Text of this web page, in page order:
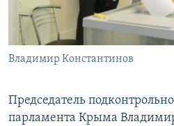
ПОБЕДИТЕЛЕЙ НЕ СУДЯТ?
КРЫМ.НЕПОКОРЕННЫЙ
ELIFBE
ПРИСОЕДИНЯЙТЕСЬ!
Все сайты RFE/RL
Владимир Константинов
Председатель
парламента Крыма